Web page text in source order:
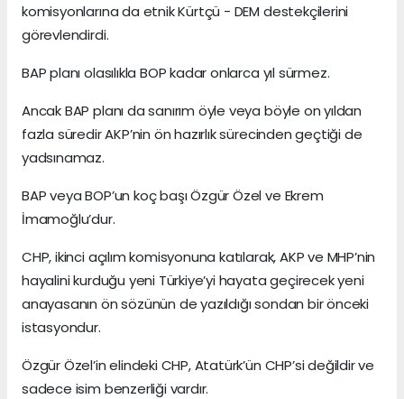
komisyonlarına da etnik Kürtçü - DEM destekçilerini
görevlendirdi.
BAP planı olasılıkla BOP kadar onlarca yıl sürmez.
Ancak BAP planı da sanırım öyle veya böyle on yıldan
fazla süredir AKP’nin ön hazırlık sürecinden geçtiği de
yadsınamaz.
BAP veya BOP’un koç başı Özgür Özel ve Ekrem
İmamoğlu’dur.
CHP, ikinci açılım komisyonuna katılarak, AKP ve MHP’nin
hayalini kurduğu yeni Türkiye’yi hayata geçirecek yeni
anayasanın ön sözünün de yazıldığı sondan bir önceki
istasyondur.
Özgür Özel’in elindeki CHP, Atatürk’ün CHP’si değildir ve
sadece isim benzerliği vardır.